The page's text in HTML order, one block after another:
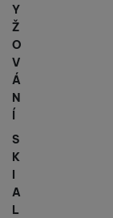
Y
Ž
O
V
Á
N
Í
S
K
I
A
L